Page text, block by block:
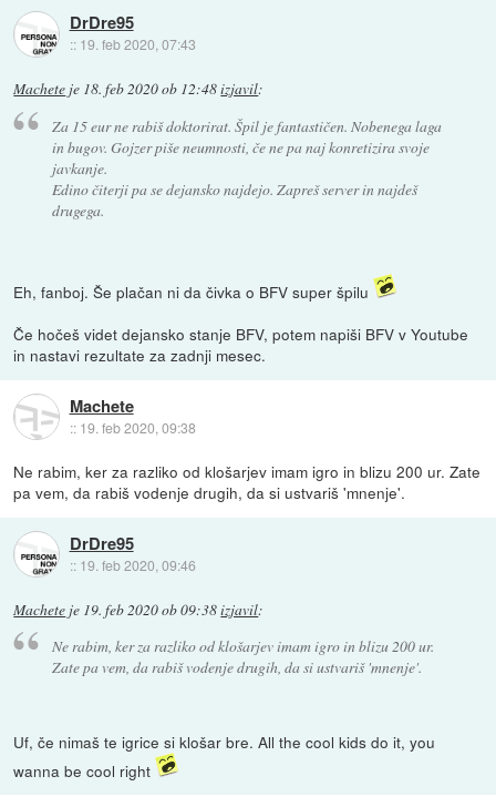
DrDre95
:: 19. feb 2020, 07:43
Machete je 18. feb 2020 ob 12:48izjavil:
Za 15 eur ne rabiš doktorirat. Špil je fantastičen. Nobenega laga
in bugov. Gojzer piše neumnosti, če ne pa naj konretizira svoje
javkanje.
Edino čiterji pa se dejansko najdejo. Zapreš server in najdeš
drugega.
Eh, fanboj. Še plačan ni da čivka o BFV super špilu
Če hočeš videt dejansko stanje BFV, potem napiši BFV v Youtube
in nastavi rezultate za zadnji mesec.
Machete
:: 19. feb 2020, 09:38
Ne rabim, ker za razliko od klošarjev imam igro in blizu 200 ur. Zate
pa vem, da rabiš vodenje drugih, da si ustvariš 'mnenje'.
DrDre95
:: 19. feb 2020, 09:46
Machete je 19. feb 2020 ob 09:38izjavil:
Ne rabim, ker za razliko od klošarjev imam igro in blizu 200 ur.
Zate pa vem, da rabiš vodenje drugih, da si ustvariš 'mnenje'.
Uf, če nimaš te igrice si klošar bre. All the cool kids do it, you
wanna be cool right